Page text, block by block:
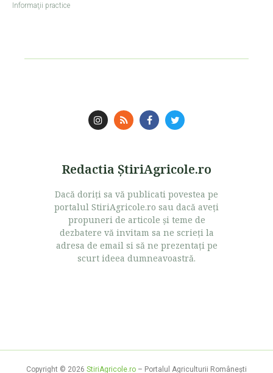
Informaţii practice
Redactia ŞtiriAgricole.ro
Dacă doriţi sa vă publicati povestea pe
portalul StiriAgricole.ro sau dacă aveţi
propuneri de articole şi teme de
dezbatere vă invitam sa ne scrieţi la
adresa de email si să ne prezentaţi pe
scurt ideea dumneavoastră.
Copyright © 2026 StiriAgricole.ro – Portalul Agriculturii Româneşti